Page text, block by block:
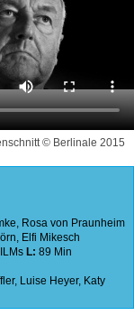
© Berlinale 2015
Rosa von Praunheim
Elfi Mikesch
L: 89 Min
, Luise Heyer, Katy